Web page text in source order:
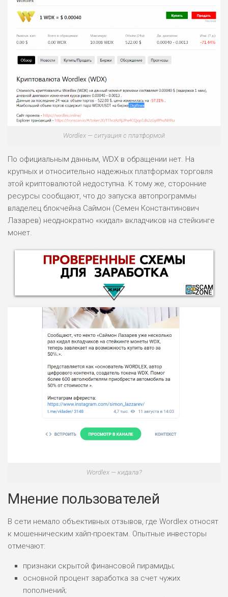
Wordlex — ситуация с платформой
По официальным данным, WDX в обращении нет. На
крупных и относительно надежных платформах торговля
этой криптовалютой недоступна. К тому же, сторонние
ресурсы сообщают, что до запуска автопрограммы
владелец блокчейна Саймон (Семен Константинович
Лазарев) неоднократно «кидал» вкладчиков на стейкинге
монет.
НАЗВАНИЕ
РИСКИ: НИЗКИЕ
БЮДЖЕТ: ВЫСОКИЙ
М СТАВОК
ДОХОД: ВЫСОКИЙ
РИСКИ: НИЗКИЕ
ДОХОД: НИЗКИЙ
БЮДЖЕТ: НИЗКИЙ
Wordlex — кидала?
Мнение пользователей
В сети немало объективных отзывов, где Wordlex относят
к мошенническим хайп-проектам. Опытные инвесторы
отмечают:
признаки скрытой финансовой пирамиды;
основной процент заработка за счет чужих
пополнений;